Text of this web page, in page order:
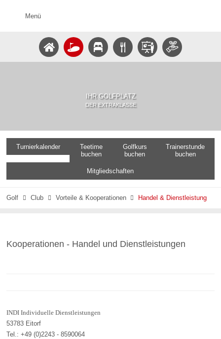
Menü
IHR GOLFPLATZ
DER EXTRAKLASSE
Turnierkalender
Teetime
buchen
Golfkurs
buchen
Trainerstunde
buchen
Mitgliedschaften
Golf  Club  Vorteile & Kooperationen  Handel & Dienstleistung
Kooperationen - Handel und Dienstleistungen
INDI Individuelle Dienstleistungen
53783 Eitorf
Tel.: +49 (0)2243 - 8590064